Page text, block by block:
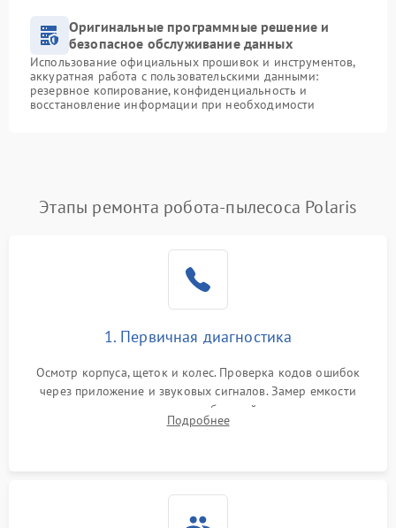
Оригинальные программные решение и
безопасное обслуживание данных
Использование официальных прошивок и инструментов,
аккуратная работа с пользовательскими данными:
резервное копирование, конфиденциальность и
восстановление информации при необходимости
Этапы ремонта робота-пылесоса Polaris
1. Первичная диагностика
Осмотр корпуса, щеток и колес. Проверка кодов ошибок
через приложение и звуковых сигналов. Замер емкости
аккумулятора и тестирование базовой станции зарядки.
Оценка работы лидара, бампера и датчиков падения для
Подробнее